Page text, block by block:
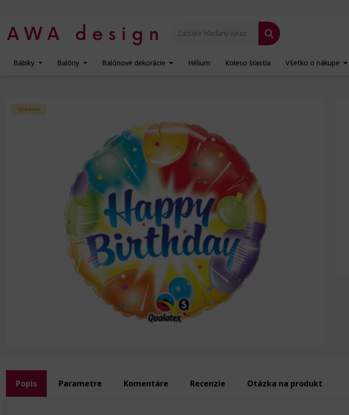
Bábiky Balóny Balónové dekorácie Hélium Koleso šťastia Všetko o nákupe
Skladom
Popis Parametre Komentáre Recenzie Otázka na produkt